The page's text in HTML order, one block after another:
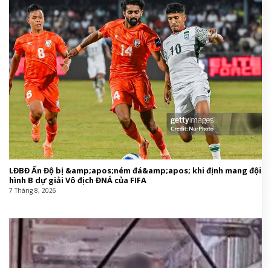
LĐBĐ Ấn Độ bị &amp;apos;ném đá&amp;apos; khi định mang đội
hình B dự giải Vô địch ĐNÁ của FIFA
7 Tháng 8, 2026